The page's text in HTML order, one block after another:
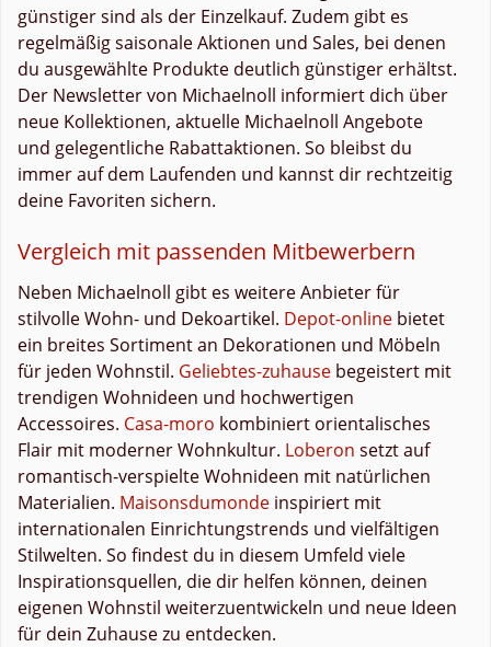
günstiger sind als der Einzelkauf. Zudem gibt es
regelmäßig saisonale Aktionen und Sales, bei denen
du ausgewählte Produkte deutlich günstiger erhältst.
Der Newsletter von Michaelnoll informiert dich über
neue Kollektionen, aktuelle Michaelnoll Angebote
und gelegentliche Rabattaktionen. So bleibst du
immer auf dem Laufenden und kannst dir rechtzeitig
deine Favoriten sichern.
Vergleich mit passenden Mitbewerbern
Neben Michaelnoll gibt es weitere Anbieter für
stilvolle Wohn- und Dekoartikel. Depot-online bietet
ein breites Sortiment an Dekorationen und Möbeln
für jeden Wohnstil. Geliebtes-zuhause begeistert mit
trendigen Wohnideen und hochwertigen
Accessoires. Casa-moro kombiniert orientalisches
Flair mit moderner Wohnkultur. Loberon setzt auf
romantisch-verspielte Wohnideen mit natürlichen
Materialien. Maisonsdumonde inspiriert mit
internationalen Einrichtungstrends und vielfältigen
Stilwelten. So findest du in diesem Umfeld viele
Inspirationsquellen, die dir helfen können, deinen
eigenen Wohnstil weiterzuentwickeln und neue Ideen
für dein Zuhause zu entdecken.